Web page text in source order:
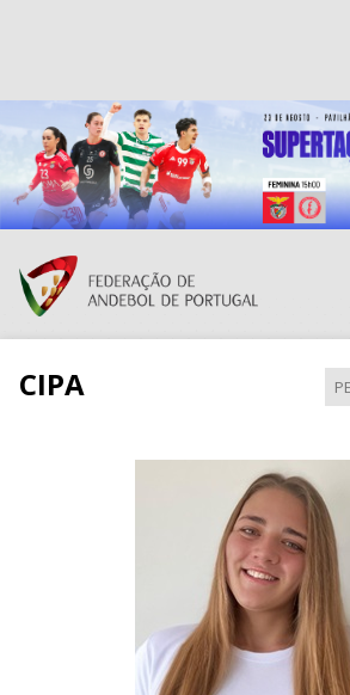
Resultados Andebol
Federação de Andebol de Portugal
Grátis - Disponivel na Play Store
CIPA